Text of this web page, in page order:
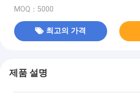
MOQ：5000
최고의 가격
제품 설명